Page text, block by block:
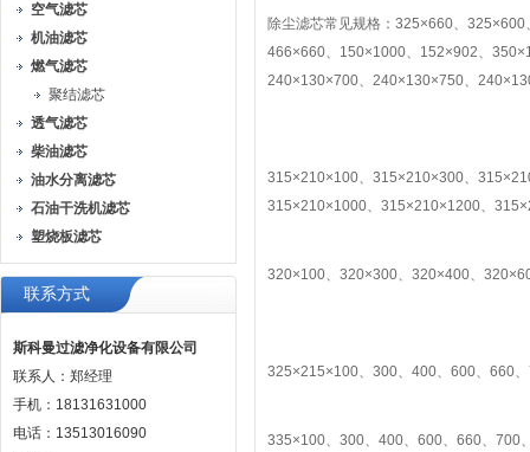
空气滤芯
机油滤芯
燃气滤芯
聚结滤芯
透气滤芯
柴油滤芯
油水分离滤芯
石油干洗机滤芯
塑烧板滤芯
联系方式
斯科曼过滤净化设备有限公司
联系人：郑经理
手机：18131631000
电话：13513016090
除尘滤芯常见规格：325×660、
466×660、150×1000、152×902、
240×130×700、240×130×750、
315×210×100、315×210×300、
315×210×1000、315×210×1200、
320×100、320×300、320×400、
325×215×100、300、400、600、660
335×100、300、400、600、660、700